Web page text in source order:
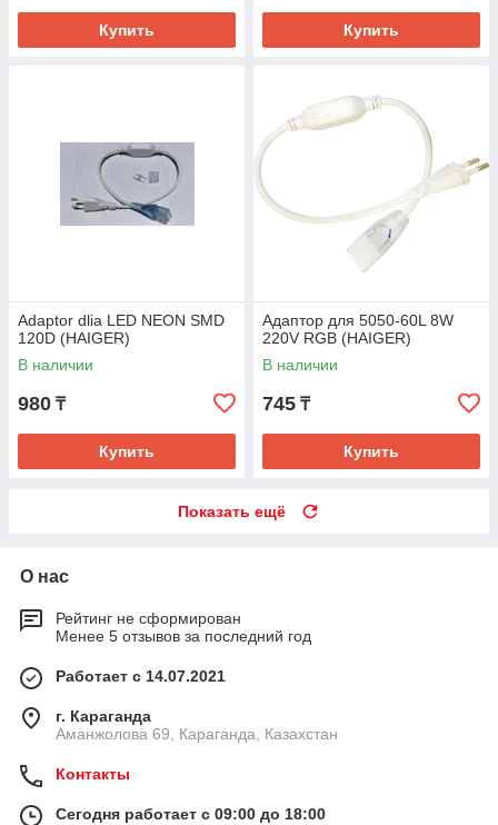
Купить Купить
Adaptor dlia LED NEON SMD
120D (HAIGER)
В наличии
980 ₸
Купить
Адаптор для 5050-60L 8W
220V RGB (HAIGER)
В наличии
745 ₸
Купить
Показать ещё
О нас
Рейтинг не сформирован
Менее 5 отзывов за последний год
Работает с 14.07.2021
г. Караганда
Аманжолова 69, Караганда, Казахстан
Контакты
Сегодня работает с 09:00 до 18:00